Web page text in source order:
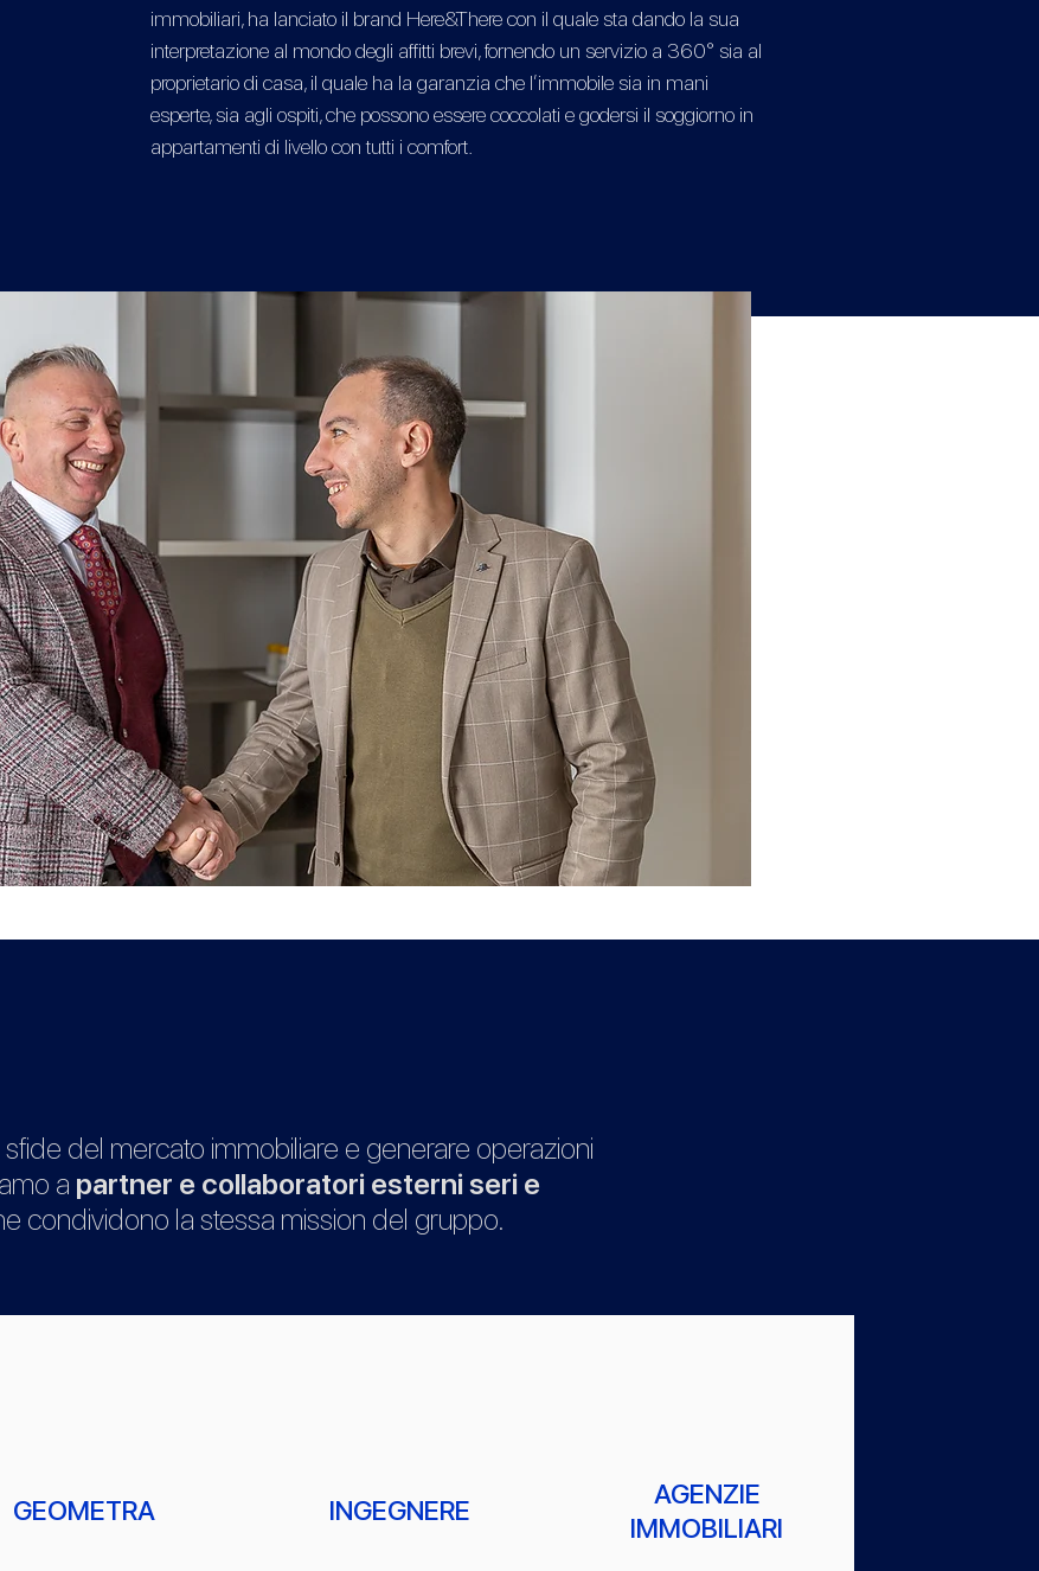
immobiliari, ha lanciato il brand Here&There con il quale sta dando la sua
interpretazione al mondo degli affitti brevi, fornendo un servizio a 360° sia al
proprietario di casa, il quale ha la garanzia che l’immobile sia in mani
esperte, sia agli ospiti, che possono essere coccolati e godersi il soggiorno in
appartamenti di livello con tutti i comfort.
del mercato immobiliare e generare operazioni
a partner e collaboratori esterni seri e
condividono la stessa mission del gruppo.
GEOMETRA INGEGNERE
AGENZIE
IMMOBILIARI